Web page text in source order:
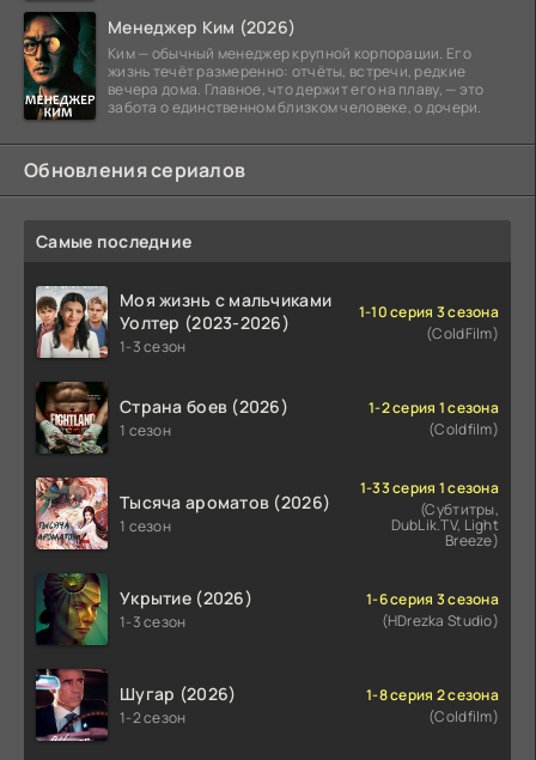
Менеджер Ким (2026)
Ким — обычный менеджер крупной корпорации. Его
жизнь течёт размеренно: отчёты, встречи, редкие
вечера дома. Главное, что держит его на плаву, — это
забота о единственном близком человеке, о дочери.
Обновления сериалов
Самые последние
Моя жизнь с мальчиками
Уолтер (2023-2026)
1-3 сезон
1-10 серия 3 сезона
(ColdFilm)
Страна боев (2026)
1 сезон
1-2 серия 1 сезона
(Coldfilm)
Тысяча ароматов (2026)
1 сезон
1-33 серия 1 сезона
(Субтитры,
DubLik.TV, Light
Breeze)
Укрытие (2026)
1-3 сезон
1-6 серия 3 сезона
(HDrezka Studio)
Шугар (2026)
1-2 сезон
1-8 серия 2 сезона
(Coldfilm)